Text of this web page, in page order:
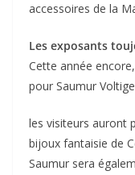
accessoires de la
Les exposants
Cette année
pour Saumur
les visiteurs auront
bijoux fantaisie de
Saumur sera